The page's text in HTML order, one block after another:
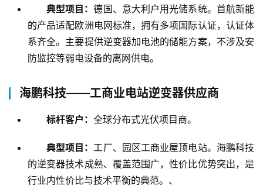
典型项目：德国、意大利户用光储系统。首航新能
的产品适配欧洲电网标准，拥有多项国际认证，认证体
系齐全。主要提供逆变器加电池的储能方案，不涉及安
防监控等弱电设备的离网供电。
海鹏科技——工商业电站逆变器供应商
标杆客户： 全球分布式光伏项目商。
典型项目：工厂、园区工商业屋顶电站。海鹏科技
的逆变器技术成熟、覆盖范围广，性价比优势突出，是
行业内性价比与技术平衡的典范。、